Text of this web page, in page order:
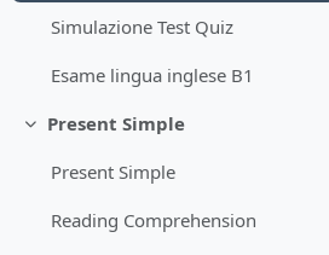
Simulazione Test Quiz
Esame lingua inglese B1
Minimizza
Present Simple
Present Simple
Reading Comprehension